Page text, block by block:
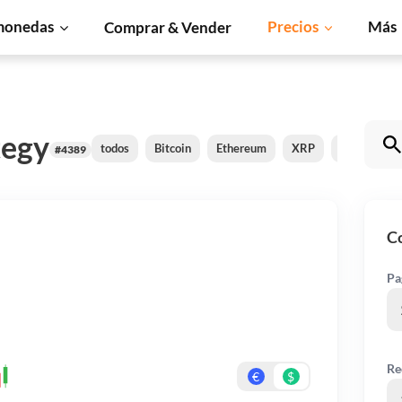
Comprar & Vender Precios Más
#4389 todos Bitcoin Ethereum XRP
€ $